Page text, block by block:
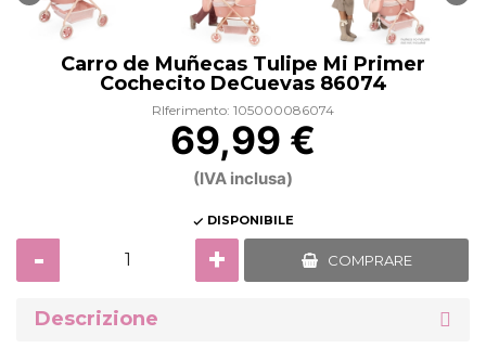
Carro de Muñecas Tulipe Mi Primer
Cochecito DeCuevas 86074
RIferimento: 105000086074
69,99 €
(IVA inclusa)
 DISPONIBILE
- + COMPRARE
Descrizione